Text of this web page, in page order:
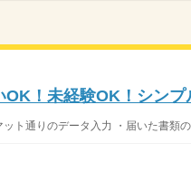
OK！未経験OK！シンプ
ット通りのデータ入力 ・届いた書類